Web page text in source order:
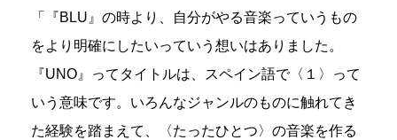
「『BLU』の時より、自分がやる音楽っていうもの
をより明確にしたいっていう想いはありました。
『UNO』ってタイトルは、スペイン語で〈１〉って
いう意味です。いろんなジャンルのものに触れてき
た経験を踏まえて、〈たったひとつ〉の音楽を作る